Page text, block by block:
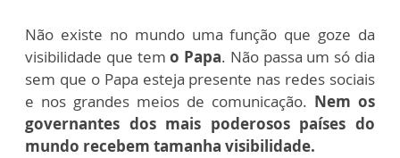
Não existe no mundo uma função que goze da
visibilidade que temo Papa. Não passa um só dia
sem que o Papa esteja presente nas redes sociais
e nos grandes meios de comunicação. Nem os
governantes dos mais poderosos países do
mundo recebem tamanha visibilidade.